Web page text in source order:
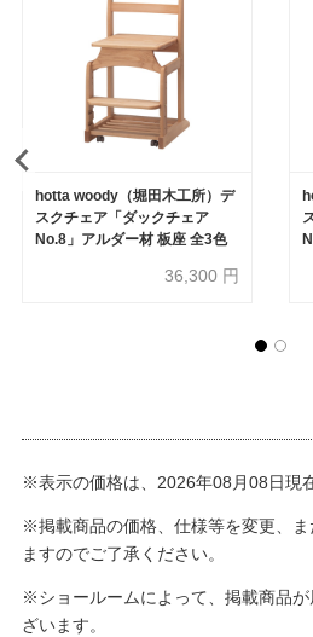
hotta woody（堀田木工所）デ
スクチェア「ダックチェア
No.8」アルダー材 板座 全3色
36,300 円
※表示の価格は、2026年08月08日現
※掲載商品の価格、仕様等を変更、
ますのでご了承ください。
※ショールームによって、掲載商品
ざいます。